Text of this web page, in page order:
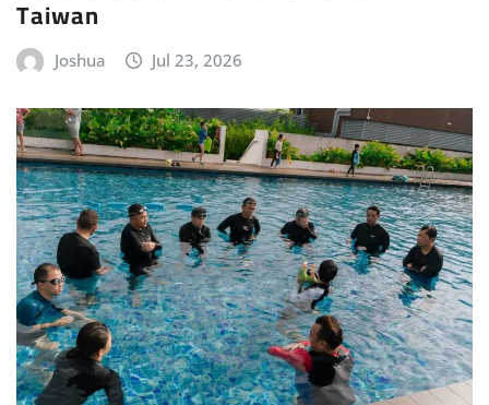
Taiwan
Joshua Jul 23, 2026